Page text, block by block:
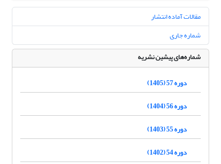
مقالات آماده انتشار
شماره جاری
شماره‌های پیشین نشریه
دوره 57 (1405)
دوره 56 (1404)
دوره 55 (1403)
دوره 54 (1402)